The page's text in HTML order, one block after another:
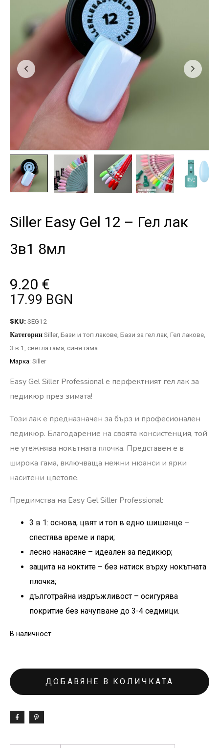
Siller Easy Gel 12 – Гел лак
3в1 8мл
9.20 €
17.99 BGN
SKU:SEG12
КатегорииSiller, Бази и топ лакове Бази за гел лак Гел лакове
3 в 1 светла гама синя гама
Марка: Siller
Easy Gel Siller Professional е перфектният гел лак за
педикюр през зимата!
Този лак е предназначен за бърз и професионален
педикюр. Благодарение на своята консистенция, той
не утежнява нокътната плочка. Представен е в
широка гама, включваща нежни нюанси и ярки
наситени цветове.
Предимства на Easy Gel Siller Professional:
3 в 1: основа, цвят и топ в едно шишенце –
спестява време и пари;
лесно нанасяне – идеален за педикюр;
защита на ноктите – без натиск върху нокътната
плочка;
дълготрайна издръжливост – осигурява
покритие без начупване до 3-4 седмици.
В наличност
ДОБАВЯНЕ В КОЛИЧКАТА